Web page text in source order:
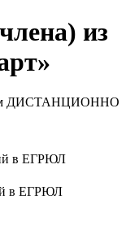
из
ДИСТАНЦИОННО
в ЕГРЮЛ
в ЕГРЮЛ